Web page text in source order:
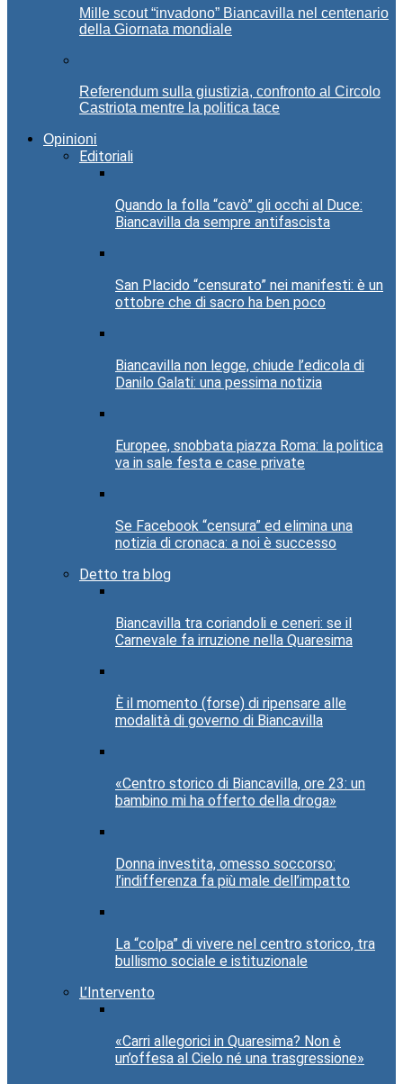
Mille scout “invadono” Biancavilla nel centenario
della Giornata mondiale
Referendum sulla giustizia, confronto al Circolo
Castriota mentre la politica tace
Opinioni
Editoriali
Quando la folla “cavò” gli occhi al Duce:
Biancavilla da sempre antifascista
San Placido “censurato” nei manifesti: è un
ottobre che di sacro ha ben poco
Biancavilla non legge, chiude l’edicola di
Danilo Galati: una pessima notizia
Europee, snobbata piazza Roma: la politica
va in sale festa e case private
Se Facebook “censura” ed elimina una
notizia di cronaca: a noi è successo
Detto tra blog
Biancavilla tra coriandoli e ceneri: se il
Carnevale fa irruzione nella Quaresima
È il momento (forse) di ripensare alle
modalità di governo di Biancavilla
«Centro storico di Biancavilla, ore 23: un
bambino mi ha offerto della droga»
Donna investita, omesso soccorso:
l’indifferenza fa più male dell’impatto
La “colpa” di vivere nel centro storico, tra
bullismo sociale e istituzionale
L’Intervento
«Carri allegorici in Quaresima? Non è
un’offesa al Cielo né una trasgressione»